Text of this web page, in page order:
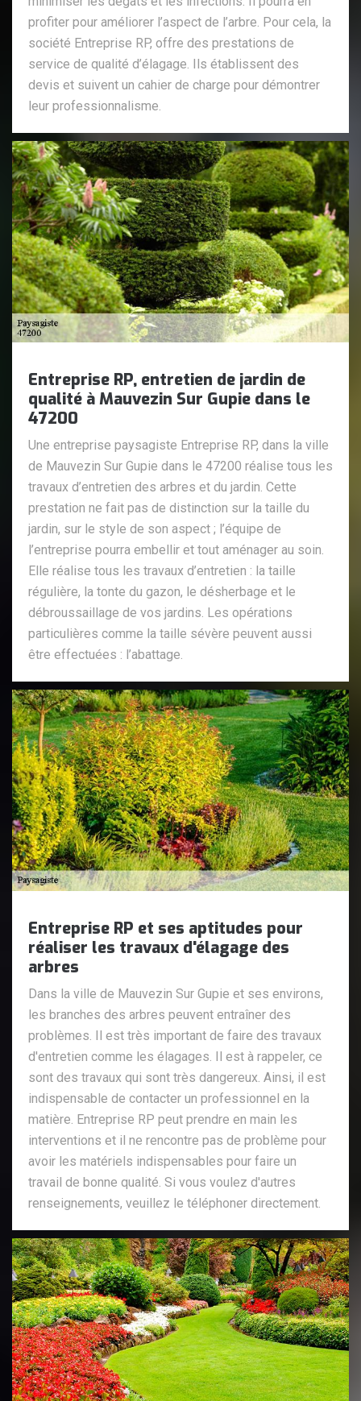
profiter pour améliorer l’aspect de l’arbre. Pour cela, la
société Entreprise RP, offre des prestations de
service de qualité d’élagage. Ils établissent des
devis et suivent un cahier de charge pour démontrer
leur professionnalisme.
Entreprise RP, entretien de jardin de
qualité à Mauvezin Sur Gupie dans le
47200
Une entreprise paysagiste Entreprise RP, dans la ville
de Mauvezin Sur Gupie dans le 47200 réalise tous les
travaux d’entretien des arbres et du jardin. Cette
prestation ne fait pas de distinction sur la taille du
jardin, sur le style de son aspect ; l’équipe de
l’entreprise pourra embellir et tout aménager au soin.
Elle réalise tous les travaux d’entretien : la taille
régulière, la tonte du gazon, le désherbage et le
débroussaillage de vos jardins. Les opérations
particulières comme la taille sévère peuvent aussi
être effectuées : l’abattage.
Entreprise RP et ses aptitudes pour
réaliser les travaux d'élagage des
arbres
Dans la ville de Mauvezin Sur Gupie et ses environs,
les branches des arbres peuvent entraîner des
problèmes. Il est très important de faire des travaux
d'entretien comme les élagages. Il est à rappeler, ce
sont des travaux qui sont très dangereux. Ainsi, il est
indispensable de contacter un professionnel en la
matière. Entreprise RP peut prendre en main les
interventions et il ne rencontre pas de problème pour
avoir les matériels indispensables pour faire un
travail de bonne qualité. Si vous voulez d'autres
renseignements, veuillez le téléphoner directement.